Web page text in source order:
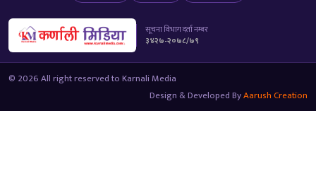
सूचना विभाग दर्ता नम्बर
३४२७-२०७८/७९
© 2026 All right reserved to Karnali Media
Design & Developed ByAarush Creation